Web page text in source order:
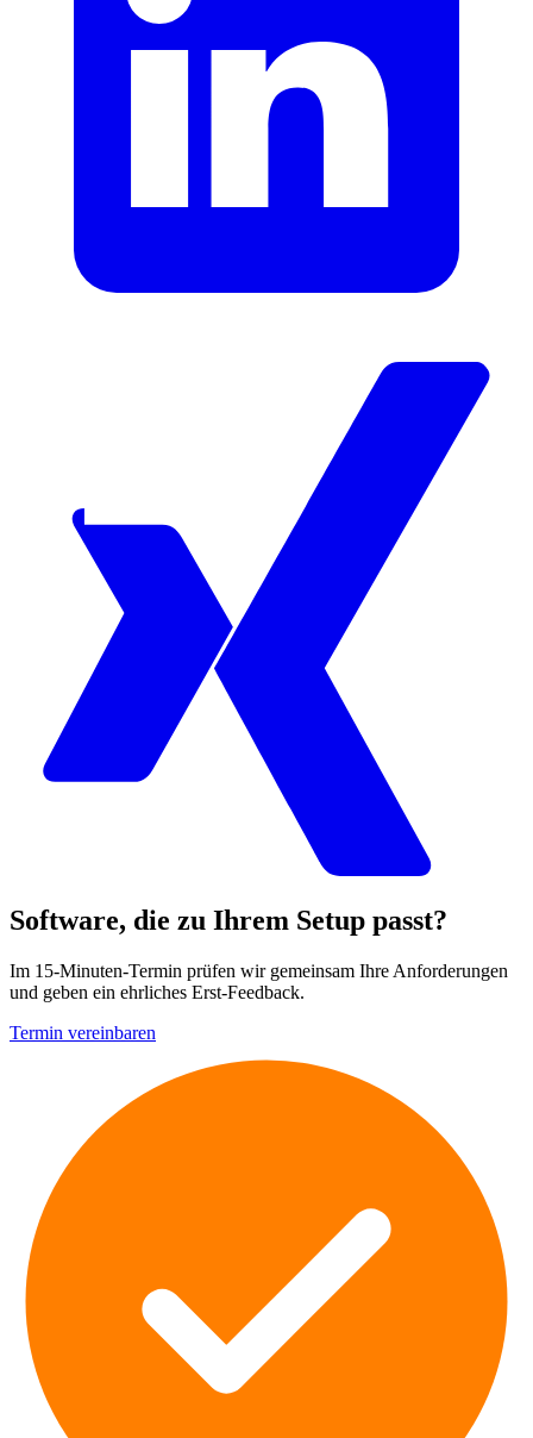
Software, die zu Ihrem Setup passt?
Im 15-Minuten-Termin prüfen wir gemeinsam Ihre Anforderungen
und geben ein ehrliches Erst-Feedback.
Termin vereinbaren